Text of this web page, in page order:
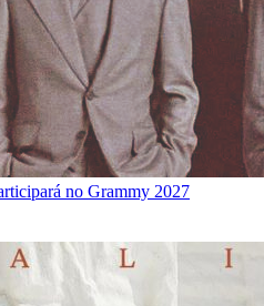
no Grammy 2027